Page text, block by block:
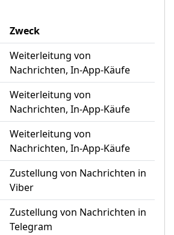
Zweck
Weiterleitung von
Nachrichten, In-App-Käufe
Weiterleitung von
Nachrichten, In-App-Käufe
Weiterleitung von
Nachrichten, In-App-Käufe
Zustellung von Nachrichten in
Viber
Zustellung von Nachrichten in
Telegram